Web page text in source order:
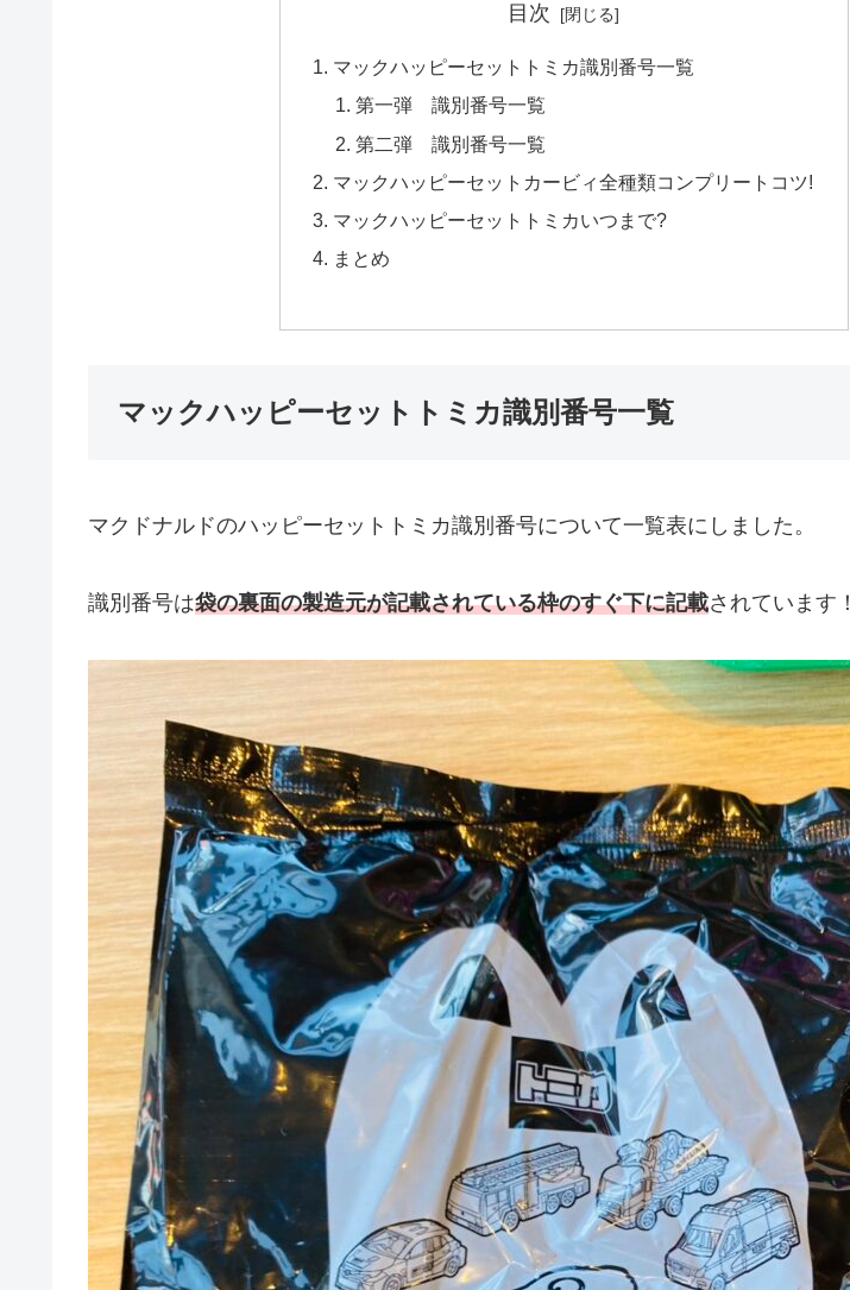
目次
マックハッピーセットトミカ識別番号一覧
第一弾 識別番号一覧
第二弾 識別番号一覧
マックハッピーセットカービィ全種類コンプリートコツ!
マックハッピーセットトミカいつまで?
まとめ
マックハッピーセットトミカ識別番号一覧
マクドナルドのハッピーセットトミカ識別番号について一覧表にしました。
識別番号は袋の裏面の製造元が記載されている枠のすぐ下に記載されています！